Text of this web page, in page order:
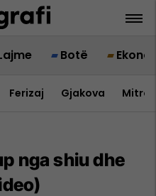
Botë
Ferizaj Gjakova
nga shiu dhe